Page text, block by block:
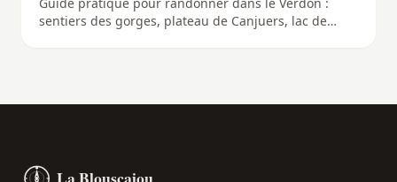
Guide pratique pour randonner dans le Verdon :
sentiers des gorges, plateau de Canjuers, lac de